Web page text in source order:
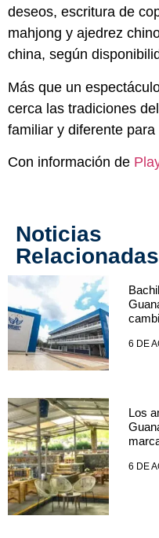
deseos, escritura de
mahjong y ajedrez
china, según
Más que un
cerca las tradiciones
familiar y diferente
Con información de
Noticias
Relacionadas
6 DE
Los
6 DE